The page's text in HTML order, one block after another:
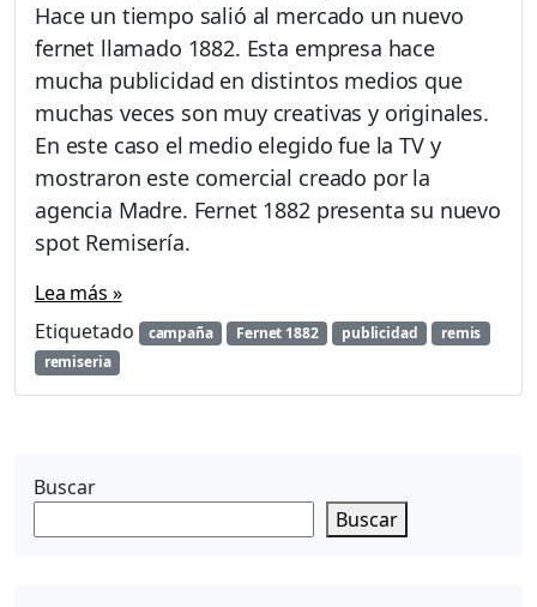
Hace un tiempo salió al mercado un nuevo
fernet llamado 1882. Esta empresa hace
mucha publicidad en distintos medios que
muchas veces son muy creativas y originales.
En este caso el medio elegido fue la TV y
mostraron este comercial creado por la
agencia Madre. Fernet 1882 presenta su nuevo
spot Remisería.
Lea más »
Etiquetado
campaña Fernet 1882 publicidad
remis
remiseria
Buscar
Buscar